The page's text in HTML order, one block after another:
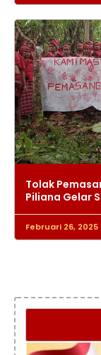
Tolak
Piliana Gelar
Februari 26, 2025